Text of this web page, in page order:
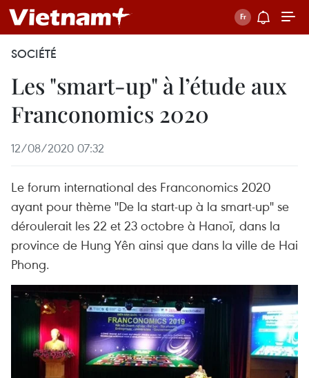
SOCIÉTÉ
Les "smart-up" à l’étude aux
Franconomics 2020
12/08/2020 07:32
Le forum international des Franconomics 2020
ayant pour thème "De la start-up à la smart-up" se
déroulerait les 22 et 23 octobre à Hanoï, dans la
province de Hung Yên ainsi que dans la ville de Hai
Phong.